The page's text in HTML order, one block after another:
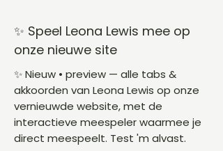
✨ Speel Leona Lewis mee op
onze nieuwe site
✨ Nieuw • preview — alle tabs &
akkoorden van Leona Lewis op onze
vernieuwde website, met de
interactieve meespeler waarmee je
direct meespeelt. Test 'm alvast.